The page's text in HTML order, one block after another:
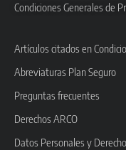
Condiciones Generales de
Artículos citados en
Abreviaturas Plan Seguro
Preguntas frecuentes
Derechos ARCO
Datos Personales y